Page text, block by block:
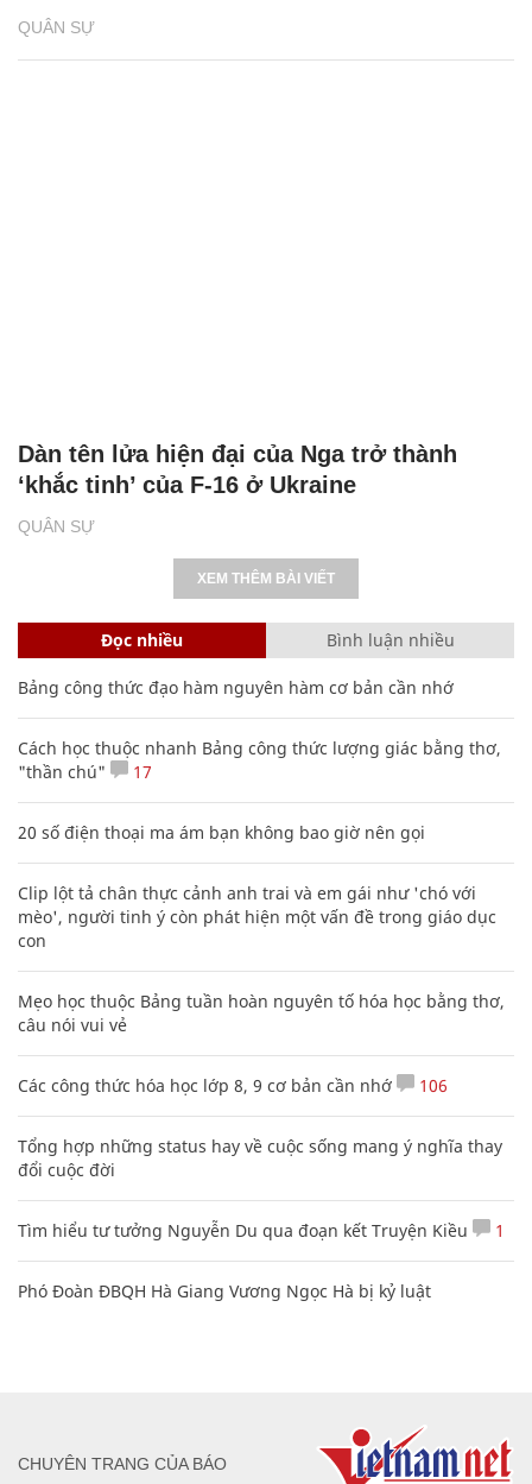
QUÂN SỰ
QUÂN SỰ
Dàn tên lửa hiện đại của Nga trở thành
‘khắc tinh’ của F-16 ở Ukraine
XEM THÊM BÀI VIẾT
Đọc nhiều Bình luận nhiều
Bảng công thức đạo hàm nguyên hàm cơ bản cần nhớ
Cách học thuộc nhanh Bảng công thức lượng giác bằng thơ,
"thần chú"
17
20 số điện thoại ma ám bạn không bao giờ nên gọi
Clip lột tả chân thực cảnh anh trai và em gái như 'chó với
mèo', người tinh ý còn phát hiện một vấn đề trong giáo dục
con
Mẹo học thuộc Bảng tuần hoàn nguyên tố hóa học bằng thơ,
câu nói vui vẻ
Các công thức hóa học lớp 8, 9 cơ bản cần nhớ 106
Tổng hợp những status hay về cuộc sống mang ý nghĩa thay
đổi cuộc đời
Tìm hiểu tư tưởng Nguyễn Du qua đoạn kết Truyện Kiều 1
Phó Đoàn ĐBQH Hà Giang Vương Ngọc Hà bị kỷ luật
CHUYÊN TRANG CỦA BÁO